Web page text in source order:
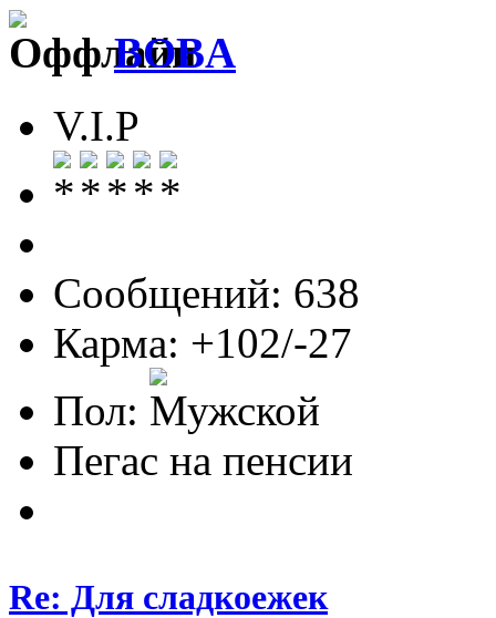
BOBA
V.I.P
Сообщений: 638
Карма: +102/-27
Пол:
Пегас на пенсии
Re: Для сладкоежек